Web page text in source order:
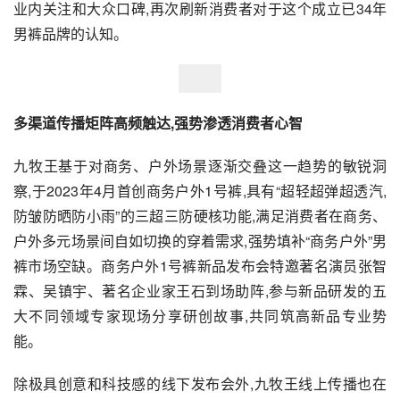
业内关注和大众口碑,再次刷新消费者对于这个成立已34年
男裤品牌的认知。
多渠道传播矩阵高频触达,强势渗透消费者心智
九牧王基于对商务、户外场景逐渐交叠这一趋势的敏锐洞
察,于2023年4月首创商务户外1号裤,具有“超轻超弹超透汽,
防皱防晒防小雨”的三超三防硬核功能,满足消费者在商务、
户外多元场景间自如切换的穿着需求,强势填补“商务户外”男
裤市场空缺。商务户外1号裤新品发布会特邀著名演员张智
霖、吴镇宇、著名企业家王石到场助阵,参与新品研发的五
大不同领域专家现场分享研创故事,共同筑高新品专业势
能。
除极具创意和科技感的线下发布会外,九牧王线上传播也在